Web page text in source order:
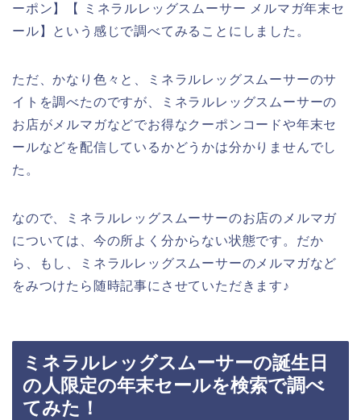
ーポン】【 ミネラルレッグスムーサー メルマガ年末セ
ール】という感じで調べてみることにしました。
ただ、かなり色々と、ミネラルレッグスムーサーのサ
イトを調べたのですが、ミネラルレッグスムーサーの
お店がメルマガなどでお得なクーポンコードや年末セ
ールなどを配信しているかどうかは分かりませんでし
た。
なので、ミネラルレッグスムーサーのお店のメルマガ
については、今の所よく分からない状態です。だか
ら、もし、ミネラルレッグスムーサーのメルマガなど
をみつけたら随時記事にさせていただきます♪
ミネラルレッグスムーサーの誕生日
の人限定の年末セールを検索で調べ
てみた！